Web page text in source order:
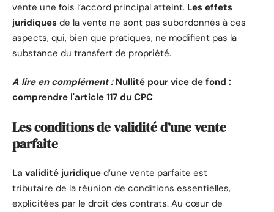
vente une fois l’accord principal atteint. Les effets
juridiques de la vente ne sont pas subordonnés à ces
aspects, qui, bien que pratiques, ne modifient pas la
substance du transfert de propriété.
A lire en complément : Nullité pour vice de fond :
comprendre l'article 117 du CPC
Les conditions de validité d’une vente
parfaite
La validité juridique d’une vente parfaite est
tributaire de la réunion de conditions essentielles,
explicitées par le droit des contrats. Au cœur de